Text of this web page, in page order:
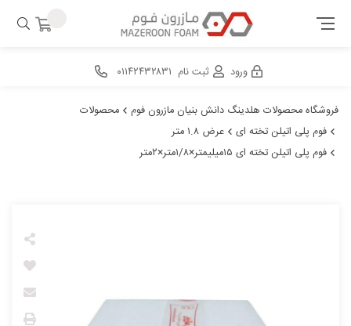
ورود ثبت نام ۰۱۱۴۲۴۳۲۸۳۱
فروشگاه محصولات هلدینگ دانش بنیان مازرون فوم
محصولات
فوم پلی اتیلن تخته ای
عرض ۱.۸ متر
فوم پلی اتیلن تخته ای ۱۵میلیمتر×۱/۸متر×۲متر